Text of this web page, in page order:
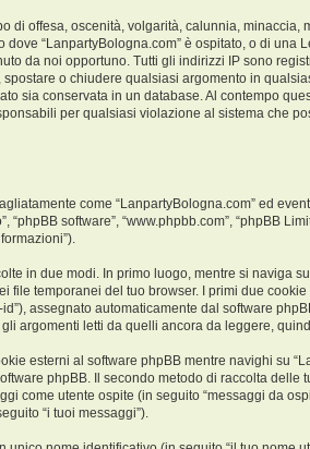
di offesa, oscenità, volgarità, calunnia,
dove “LanpartyBologna.com” è ospitato, o di
da noi opportuno. Tutti gli indirizzi IP sono
o chiudere qualsiasi argomento in
sia conservata in un database. Al contempo
per qualsiasi violazione al sistema che
come “LanpartyBologna.com” ed
“phpBB software”, “www.phpbb.com”, “phpBB
in due modi. In primo luogo, mentre si naviga
file temporanei del tuo browser. I primi due
assegnato automaticamente dal software
argomenti letti da quelli ancora da leggere,
esterni al software phpBB mentre navighi su
phpBB. Il secondo metodo di raccolta
come utente ospite (in seguito “messaggi da
“i tuoi messaggi”).